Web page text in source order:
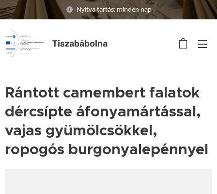
Nyitva tartás: minden nap
Tiszabábolna
Rántott camembert falatok
dércsípte áfonyamártással,
vajas gyümölcsökkel,
ropogós burgonyalepénnyel